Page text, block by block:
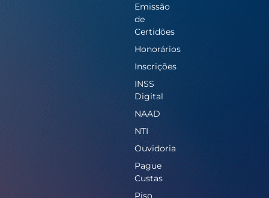
Emissão
de
Certidões
Honorários
Inscrições
INSS
Digital
NAAD
NTI
Ouvidoria
Pague
Custas
Piso